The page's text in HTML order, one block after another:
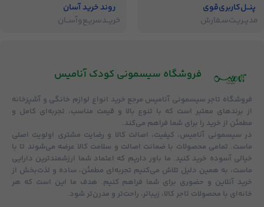
پنــل‌کاربری‌قوی
مدیــریـت‌سـفارش
روند خرید آسان
خریــد‌سریـع‌و‌آســان
فروشگاه‌ سیسمونی کودک آنامیس
فروشگاه تاجر سیسمونی آنامیس مرجع خرید انواع لوازم خانگی و آشپزخانه
از برندهای معتبر است که با تنوع بالا و قیمت مناسب، تجربه‌ای کامل و
مطمئن از خرید را برای شما فراهم می‌کند.
در سیسمونی آنامیس، کیفیت، اصالت کالا و رضایت مشتری اولویت اصلی
ماست. تمامی محصولات با ضمانت اصالت و سلامت کالا عرضه می‌شوند تا با
خیالی آسوده خرید کنید. ما باور داریم که اعتماد شما ارزشمندترین دارایی
ماست، به همین دلیل تلاش می‌کنیم تجربه‌ای مطمئن، ساده و لذت‌بخش از
خرید آنلاین و حضوری برای شما فراهم کنیم. هدف ما این است که هر
خانه‌ای با محصولات تاجر کالا، زیباتر، راحت‌تر و مدرن‌تر شود.